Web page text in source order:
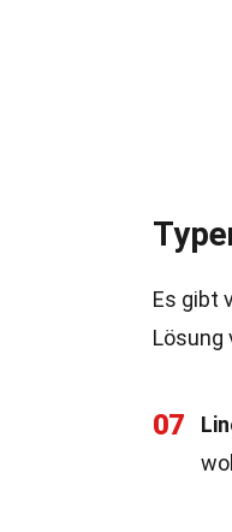
Es gibt
Lösung
07